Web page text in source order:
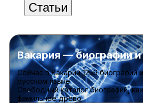
Статьи
Вакария — биографии
Cейчас в Вакарии1259 биографий
русском языке
Свободный каталог биографий,
фамильное древо